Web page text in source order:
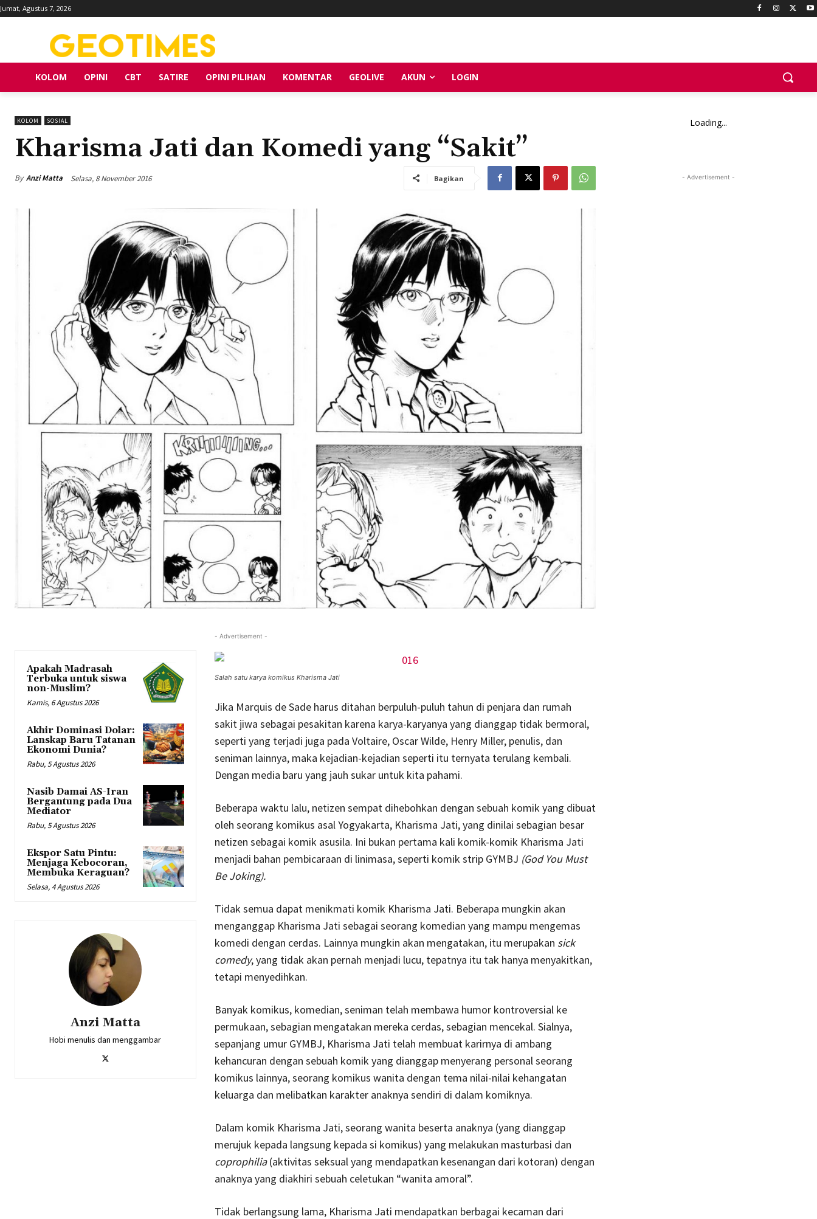
Jumat, Agustus 7, 2026
KOLOM OPINI CBT SATIRE OPINI PILIHAN KOMENTAR GEOLIVE AKUN LOGIN
KOLOM SOSIAL
Kharisma Jati dan Komedi yang “Sakit”
By Anzi Matta Selasa, 8 November 2016 Bagikan
Apakah Madrasah
Terbuka untuk siswa
non-Muslim?
Kamis, 6 Agustus 2026
Akhir Dominasi Dolar:
Lanskap Baru Tatanan
Ekonomi Dunia?
Rabu, 5 Agustus 2026
Nasib Damai AS-Iran
Bergantung pada Dua
Mediator
Rabu, 5 Agustus 2026
Ekspor Satu Pintu:
Menjaga Kebocoran,
Membuka Keraguan?
Selasa, 4 Agustus 2026
Anzi Matta
Hobi menulis dan menggambar
- Advertisement -
Salah satu karya komikus Kharisma Jati
Jika Marquis de Sade harus ditahan berpuluh-puluh tahun di penjara dan rumah
sakit jiwa sebagai pesakitan karena karya-karyanya yang dianggap tidak bermoral,
seperti yang terjadi juga pada Voltaire, Oscar Wilde, Henry Miller, penulis, dan
seniman lainnya, maka kejadian-kejadian seperti itu ternyata terulang kembali.
Dengan media baru yang jauh sukar untuk kita pahami.
Beberapa waktu lalu, netizen sempat dihebohkan dengan sebuah komik yang dibuat
oleh seorang komikus asal Yogyakarta, Kharisma Jati, yang dinilai sebagian besar
netizen sebagai komik asusila. Ini bukan pertama kali komik-komik Kharisma Jati
menjadi bahan pembicaraan di linimasa, seperti komik strip GYMBJ (God You Must
Be Joking).
Tidak semua dapat menikmati komik Kharisma Jati. Beberapa mungkin akan
menganggap Kharisma Jati sebagai seorang komedian yang mampu mengemas
komedi dengan cerdas. Lainnya mungkin akan mengatakan, itu merupakan sick
comedy, yang tidak akan pernah menjadi lucu, tepatnya itu tak hanya menyakitkan,
tetapi menyedihkan.
Banyak komikus, komedian, seniman telah membawa humor kontroversial ke
permukaan, sebagian mengatakan mereka cerdas, sebagian mencekal. Sialnya,
sepanjang umur GYMBJ, Kharisma Jati telah membuat karirnya di ambang
kehancuran dengan sebuah komik yang dianggap menyerang personal seorang
komikus lainnya, seorang komikus wanita dengan tema nilai-nilai kehangatan
keluarga dan melibatkan karakter anaknya sendiri di dalam komiknya.
Dalam komik Kharisma Jati, seorang wanita beserta anaknya (yang dianggap
merujuk kepada langsung kepada si komikus) yang melakukan masturbasi dan
coprophilia(aktivitas seksual yang mendapatkan kesenangan dari kotoran) dengan
anaknya yang diakhiri sebuah celetukan “wanita amoral”.
Tidak berlangsung lama, Kharisma Jati mendapatkan berbagai kecaman dari
Loading...
- Advertisement -